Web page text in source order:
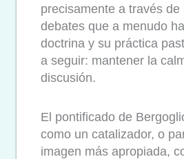
precisamente a través
debates que a menudo
doctrina y su práctica
a seguir: mantener la
discusión.
El pontificado de
como un catalizador, o
imagen más apropiada,